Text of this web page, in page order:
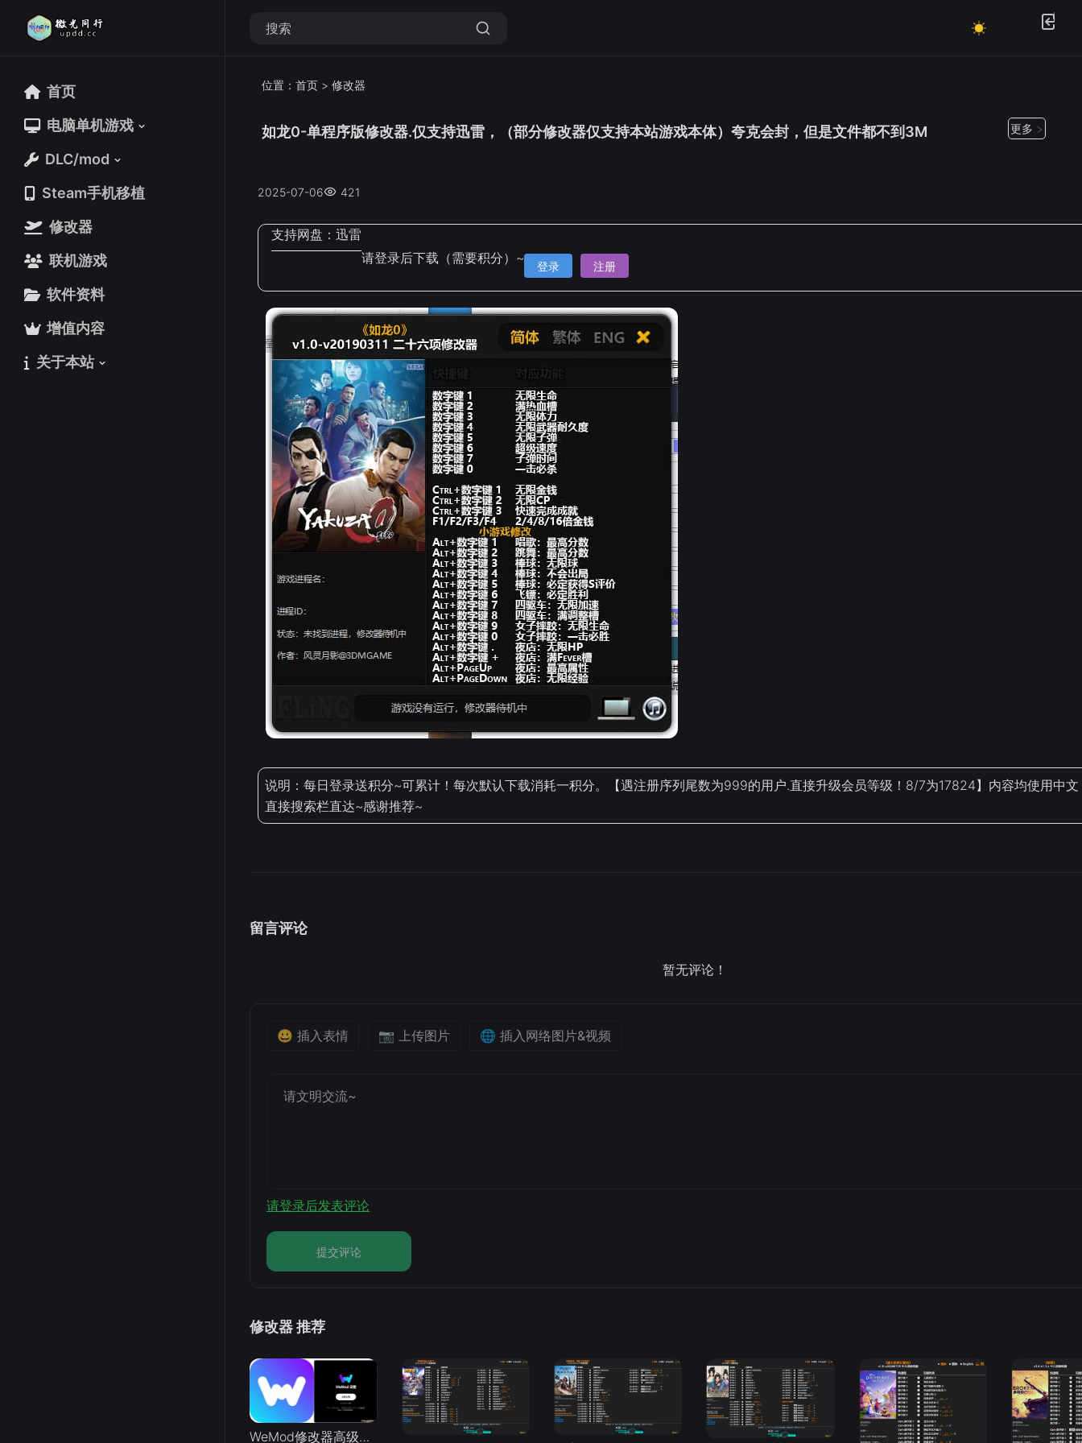
首页
电脑单机游戏
DLC/mod
Steam手机移植
修改器
联机游戏
软件资料
增值内容
关于本站
首页
电脑单机游戏
DLC/mod
Steam手机移植
修改器
联机游戏
软件资料
增值内容
关于本站
位置： 首页 > 修改器
如龙0-单程序版修改器.仅支持迅雷，（部分修改器仅支持本站游戏本体）夸克会封，但是文件都不到3M 更多 >
2025-07-06 421
支持网盘： 迅雷
请登录后下载（需要积分）~
登录 注册
说明：每日登录送积分~可累计！每次默认下载消耗一积分。【遇注册序列尾数为999的用户.直接升级会员等级！8/7为17824】内容均使用中文
直接搜索栏直达~感谢推荐~
留言评论
暂无评论！
😀 插入表情 📷 上传图片 🌐 插入网络图片&视频
请登录后发表评论
提交评论
修改器 推荐
WeMod修改器高级会员破解版.综合类修改器软件解锁版-